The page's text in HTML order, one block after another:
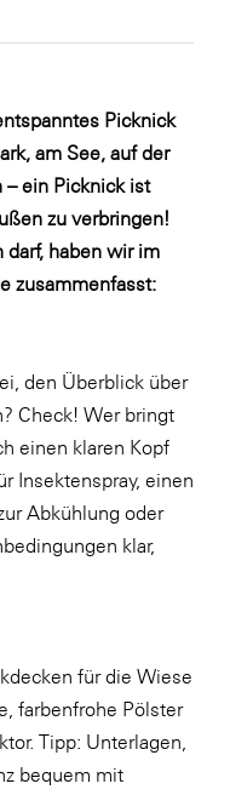
Picknick
am See, auf der
– ein Picknick ist
zu verbringen!
darf, haben wir im
zusammenfasst:
den Überblick über
Check! Wer bringt
einen klaren Kopf
Insektenspray, einen
Abkühlung oder
klar,
für die Wiese
farbenfrohe Pölster
Tipp: Unterlagen,
bequem mit